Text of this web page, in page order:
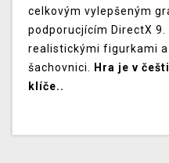
celkovým vylepšeným
podporucjícím DirectX 9.
realistickými figurkami
šachovnici. Hra je v
klíče..